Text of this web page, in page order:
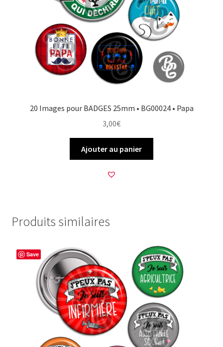
20 Images pour BADGES 25mm • BG00024 • Papa
3,00€
Ajouter au panier
Produits similaires
Save